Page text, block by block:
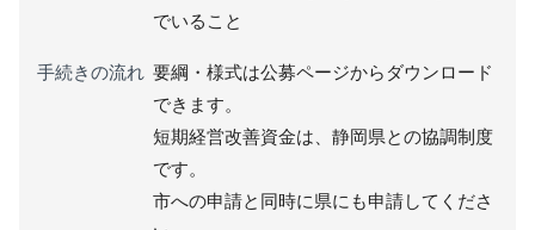
でいること
手続きの流れ 要綱・様式は公募ページからダウンロード
できます。
短期経営改善資金は、静岡県との協調制度
です。
市への申請と同時に県にも申請してくださ